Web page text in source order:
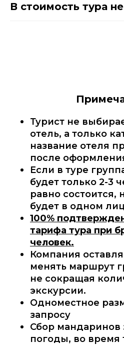
В стоимость тура
Турист не
отель, а только
название отеля
после
Если в туре
будет только 2-3
равно состоится,
будет в одном
100%
тарифа тура при
человек.
Компания
менять маршрут
не сокращая
экскурсии.
Одноместное
запросу
Сбор мандаринов
погоды, во время